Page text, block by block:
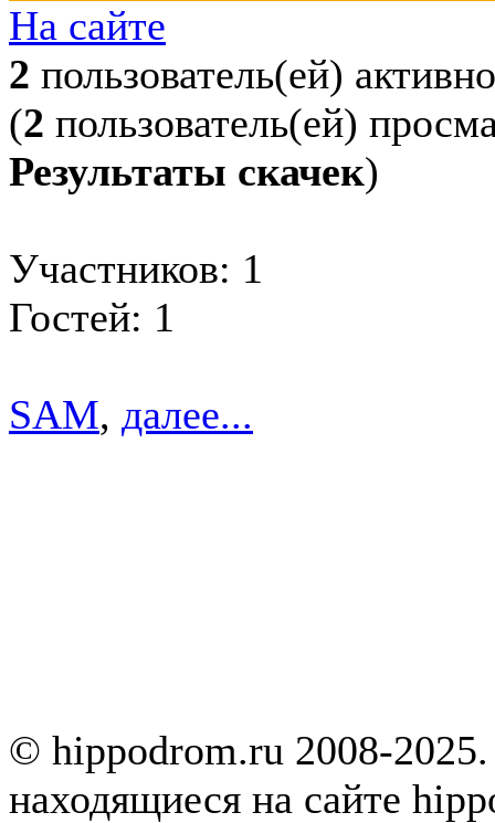
На сайте
2 пользователь(ей) активно
(2 пользователь(ей)
Результаты скачек)
Участников: 1
Гостей: 1
SAM, далее...
© hippodrom.ru 2008-
находящиеся на сайте